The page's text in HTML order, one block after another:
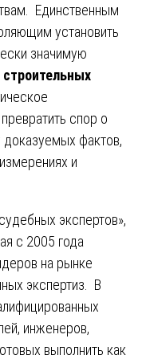
Единственным
установить
значимую
строительных
спор о
доказуемых фактов,
и
экспертов»,
с 2005 года
на рынке
экспертиз. В
инженеров,
выполнить как